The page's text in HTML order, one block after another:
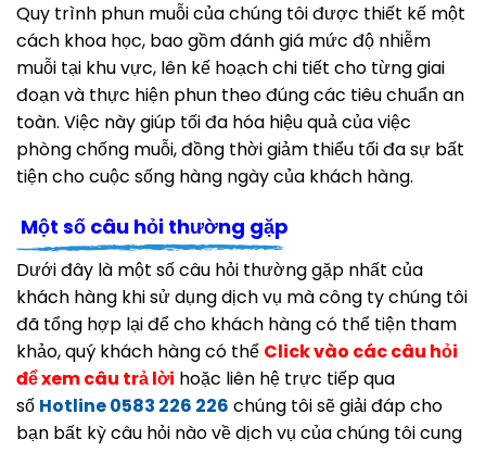
Quy trình phun muỗi của chúng tôi được thiết kế một
cách khoa học, bao gồm đánh giá mức độ nhiễm
muỗi tại khu vực, lên kế hoạch chi tiết cho từng giai
đoạn và thực hiện phun theo đúng các tiêu chuẩn an
toàn. Việc này giúp tối đa hóa hiệu quả của việc
phòng chống muỗi, đồng thời giảm thiểu tối đa sự bất
tiện cho cuộc sống hàng ngày của khách hàng.
Một số câu hỏi thường gặp
Dưới đây là một số câu hỏi thường gặp nhất của
khách hàng khi sử dụng dịch vụ mà công ty chúng tôi
đã tổng hợp lại để cho khách hàng có thể tiện tham
khảo, quý khách hàng có thể Click vào các câu hỏi
để xem câu trả lời hoặc liên hệ trực tiếp qua
số Hotline 0583 226 226 chúng tôi sẽ giải đáp cho
bạn bất kỳ câu hỏi nào về dịch vụ của chúng tôi cung